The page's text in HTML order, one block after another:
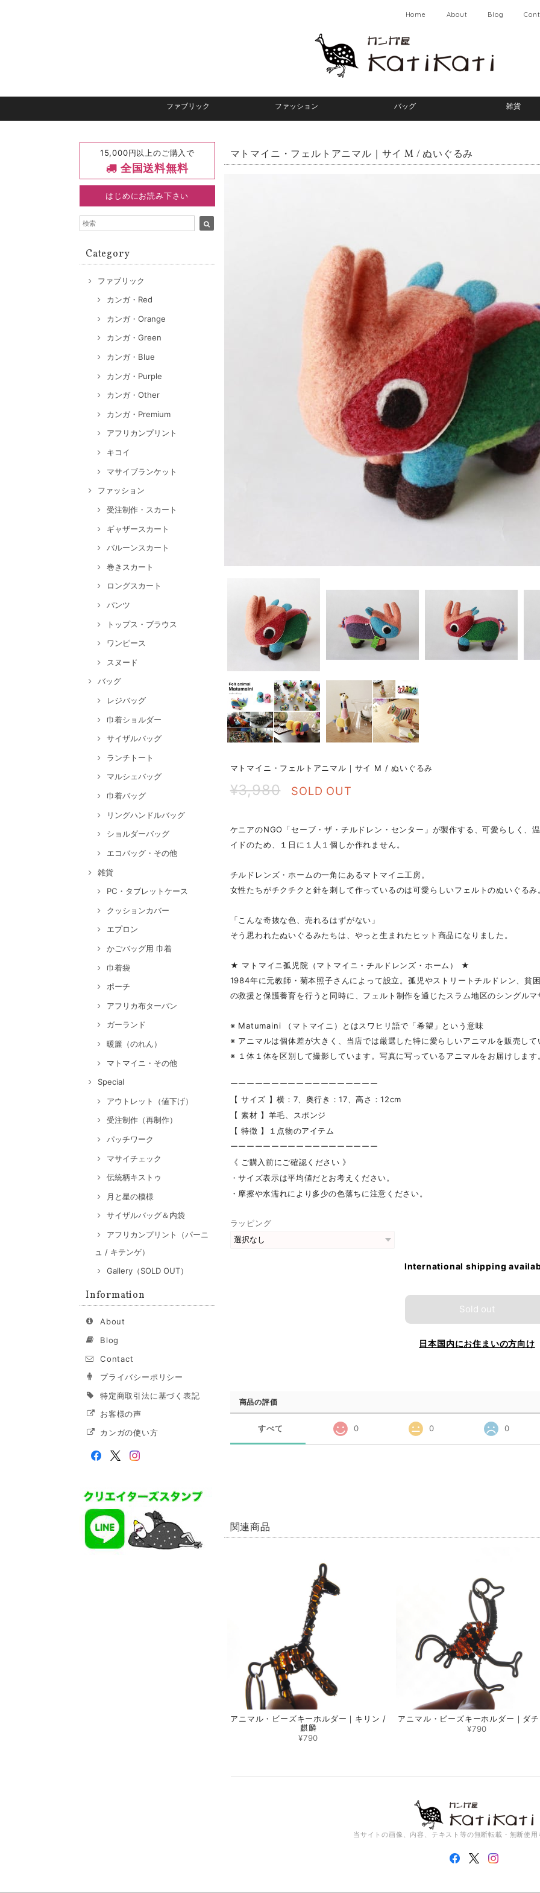
Home About Blog
ファブリック ファッション バッグ 雑貨
15,000円以上のご購入で
全国送料無料
はじめにお読み下さい
Category
ファブリック
カンガ・Red
カンガ・Orange
カンガ・Green
カンガ・Blue
カンガ・Purple
カンガ・Other
カンガ・Premium
アフリカンプリント
キコイ
マサイブランケット
ファッション
受注制作・スカート
ギャザースカート
バルーンスカート
巻きスカート
ロングスカート
パンツ
トップス・ブラウス
ワンピース
スヌード
バッグ
レジバッグ
巾着ショルダー
サイザルバッグ
ランチトート
マルシェバッグ
巾着バッグ
リングハンドルバッグ
ショルダーバッグ
エコバッグ・その他
雑貨
PC・タブレットケース
クッションカバー
エプロン
かごバッグ用 巾着
巾着袋
ポーチ
アフリカ布ターバン
ガーランド
暖簾（のれん）
マトマイニ・その他
Special
アウトレット（値下げ）
受注制作（再制作）
パッチワーク
マサイチェック
伝統柄キストゥ
月と星の模様
サイザルバッグ＆内袋
アフリカンプリント（パーニ
ュ / キテンゲ）
Gallery（SOLD OUT）
Information
About
Blog
Contact
プライバシーポリシー
特定商取引法に基づく表記
お客様の声
カンガの使い方
マトマイニ・フェルトアニマル｜サイ M / ぬいぐるみ
マトマイニ・フェルトアニマル｜サイ M / ぬいぐるみ
¥3,980 SOLD OUT
ケニアのNGO「セーブ・ザ・チルドレン・センター」が製作する、可愛らしく、
イドのため、１日に１人１個しか作れません。
チルドレンズ・ホームの一角にあるマトマイニ工房。
女性たちがチクチクと針を刺して作っているのは可愛らしいフェルトのぬいぐるみ
「こんな奇抜な色、売れるはずがない」
そう思われたぬいぐるみたちは、やっと生まれたヒット商品になりました。
★ マトマイニ孤児院（マトマイニ・チルドレンズ・ホーム） ★
1984年に元教師・菊本照子さんによって設立。孤児やストリートチルドレン、貧
の救援と保護養育を行うと同時に、フェルト制作を通じたスラム地区のシングル
※ Matumaini （マトマイニ）とはスワヒリ語で「希望」という意味
※ アニマルは個体差が大きく、当店では厳選した特に愛らしいアニマルを販売して
※ １体１体を区別して撮影しています。写真に写っているアニマルをお届けします
ーーーーーーーーーーーーーーーーーー
【 サイズ 】横：7、奥行き：17、高さ：12cm
【 素材 】羊毛、スポンジ
【 特徴 】１点物のアイテム
ーーーーーーーーーーーーーーーーーー
《 ご購入前にご確認ください 》
・サイズ表示は平均値だとお考えください。
・摩擦や水濡れにより多少の色落ちに注意ください。
ラッピング
International shipping
Sold out
日本国内にお住まいの方向け
商品の評価
すべて 0 0 0
関連商品
アニマル・ビーズキーホルダー｜キリン /
麒麟
¥790
アニマル・ビーズキーホルダー｜ダ
¥790
当サイトの画像、内容、テキスト等の無断転載・無断使